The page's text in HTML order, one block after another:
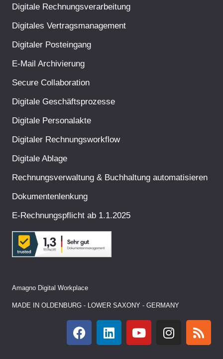
Digitale Rechnungsverarbeitung
Digitales Vertragsmanagement
Digitaler Posteingang
E-Mail Archivierung
Secure Collaboration
Digitale Geschäftsprozesse
Digitale Personalakte
Digitaler Rechnungsworkflow
Digitale Ablage
Rechnungsverwaltung & Buchhaltung automatisieren
Dokumentenlenkung
E-Rechnungspflicht ab 1.1.2025
Amagno Digital Workplace
MADE IN OLDENBURG - LOWER SAXONY - GERMANY